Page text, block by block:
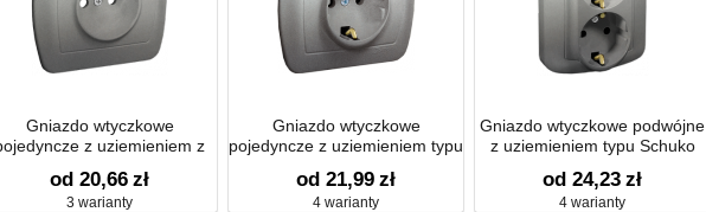
Gniazdo wtyczkowe
z uziemieniem z
16A
od 20,66 zł
3 warianty
Gniazdo wtyczkowe
pojedyncze z uziemieniem typu
prądowych
od 21,99 zł
4 warianty
Gniazdo wtyczkowe podwójne
z uziemieniem typu Schuko
od 24,23 zł
4 warianty